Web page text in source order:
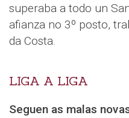
superaba a todo un
afianza no 3º posto,
da Costa.
LIGA A LIGA
Seguen as malas